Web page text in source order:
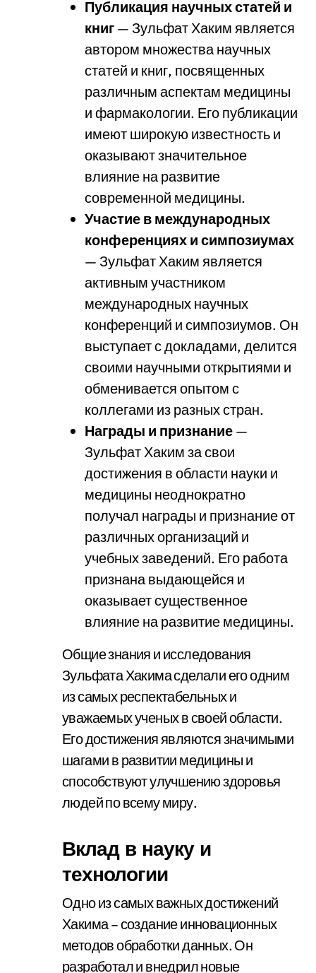
Публикация научных статей и
книг — Зульфат Хаким является
автором множества научных
статей и книг, посвященных
различным аспектам медицины
и фармакологии. Его публикации
имеют широкую известность и
оказывают значительное
влияние на развитие
современной медицины.
Участие в международных
конференциях и симпозиумах
— Зульфат Хаким является
активным участником
международных научных
конференций и симпозиумов. Он
выступает с докладами, делится
своими научными открытиями и
обменивается опытом с
коллегами из разных стран.
Награды и признание —
Зульфат Хаким за свои
достижения в области науки и
медицины неоднократно
получал награды и признание от
различных организаций и
учебных заведений. Его работа
признана выдающейся и
оказывает существенное
влияние на развитие медицины.
Общие знания и исследования
Зульфата Хакима сделали его одним
из самых респектабельных и
уважаемых ученых в своей области.
Его достижения являются значимыми
шагами в развитии медицины и
способствуют улучшению здоровья
людей по всему миру.
Вклад в науку и
технологии
Одно из самых важных достижений
Хакима – создание инновационных
методов обработки данных. Он
разработал и внедрил новые